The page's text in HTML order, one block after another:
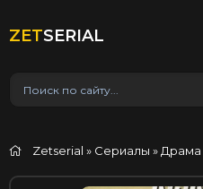
ZETSERIAL
Zetserial » Сериалы » Драма